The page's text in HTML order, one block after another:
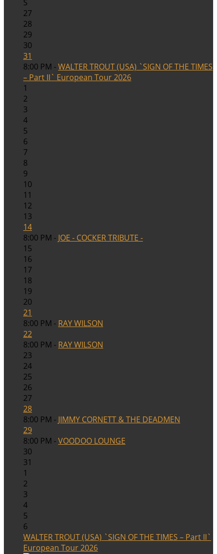
S
27
28
29
30
31
8:00 PM -WALTER TROUT (USA) `SIGN OF THE TIMES
– Part II` European Tour 2026
1
2
3
4
5
6
7
8
9
10
11
12
13
14
8:00 PM - JOE - COCKER TRIBUTE -
15
16
17
18
19
20
21
8:00 PM - RAY WILSON
22
8:00 PM - RAY WILSON
23
24
25
26
27
28
8:00 PM - JIMMY CORNETT & THE DEADMEN
29
8:00 PM -VOODOO LOUNGE
30
31
1
2
3
4
5
6
WALTER TROUT (USA) `SIGN OF THE TIMES – Part II`
European Tour 2026